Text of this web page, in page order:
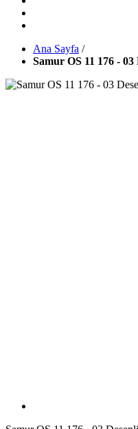
Ana Sayfa /
Samur OS 11 176 - 03